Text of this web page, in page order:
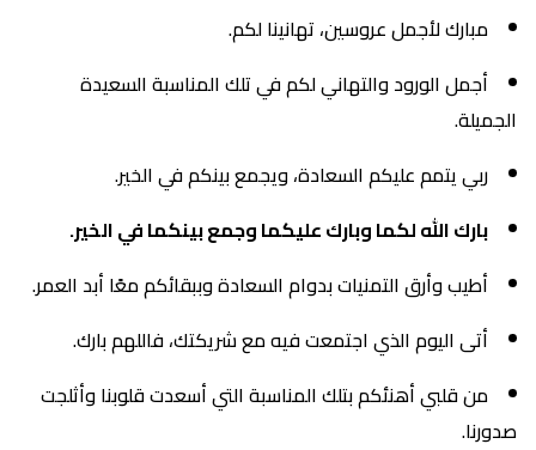
مبارك لأجمل عروسين، تهانينا لكم.
أجمل الورود والتهاني لكم في تلك المناسبة السعيدة
الجميلة.
ربي يتمم عليكم السعادة، ويجمع بينكم في الخير.
بارك الله لكما وبارك عليكما وجمع بينكما في الخير.
أطيب وأرق التمنيات بدوام السعادة وببقائكم معًا أبد العمر.
أتى اليوم الذي اجتمعت فيه مع شريكتك، فاللهم بارك.
من قلبي أهنئكم بتلك المناسبة التي أسعدت قلوبنا وأثلجت
صدورنا.